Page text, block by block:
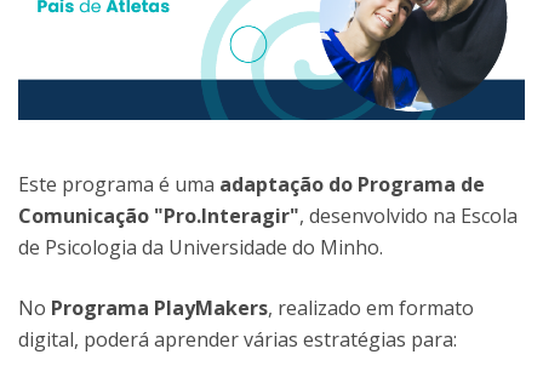
Este programa é uma adaptação do Programa de
Comunicação "Pro.Interagir", desenvolvido na Escola
de Psicologia da Universidade do Minho.
No Programa PlayMakers, realizado em formato
digital, poderá aprender várias estratégias para: